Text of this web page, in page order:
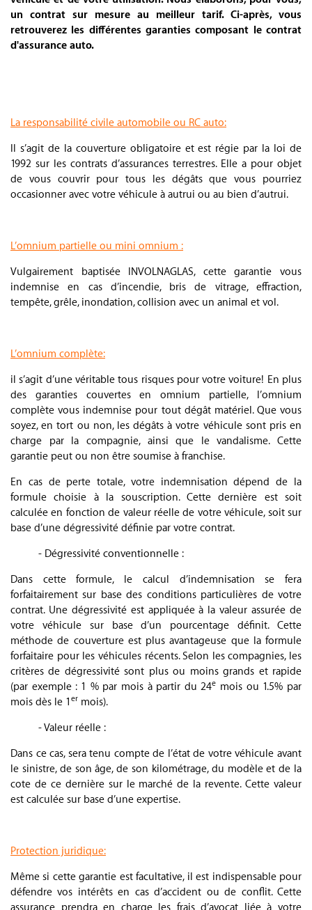
un contrat sur mesure au meilleur tarif. Ci-après, vous
retrouverez les différentes garanties composant le contrat
d'assurance auto.
La responsabilité civile automobile ou RC auto:
Il s’agit de la couverture obligatoire et est régie par la loi de
1992 sur les contrats d’assurances terrestres. Elle a pour objet
de vous couvrir pour tous les dégâts que vous pourriez
occasionner avec votre véhicule à autrui ou au bien d’autrui.
L’omnium partielle ou mini omnium :
Vulgairement baptisée INVOLNAGLAS, cette garantie vous
indemnise en cas d’incendie, bris de vitrage, effraction,
tempête, grêle, inondation, collision avec un animal et vol.
L’omnium complète:
il s’agit d’une véritable tous risques pour votre voiture! En plus
des garanties couvertes en omnium partielle, l’omnium
complète vous indemnise pour tout dégât matériel. Que vous
soyez, en tort ou non, les dégâts à votre véhicule sont pris en
charge par la compagnie, ainsi que le vandalisme. Cette
garantie peut ou non être soumise à franchise.
En cas de perte totale, votre indemnisation dépend de la
formule choisie à la souscription. Cette dernière est soit
calculée en fonction de valeur réelle de votre véhicule, soit sur
base d’une dégressivité définie par votre contrat.
- Dégressivité conventionnelle :
Dans cette formule, le calcul d’indemnisation se fera
forfaitairement sur base des conditions particulières de votre
contrat. Une dégressivité est appliquée à la valeur assurée de
votre véhicule sur base d’un pourcentage définit. Cette
méthode de couverture est plus avantageuse que la formule
forfaitaire pour les véhicules récents. Selon les compagnies, les
critères de dégressivité sont plus ou moins grands et rapide
(par exemple : 1 % par mois à partir du 24e mois ou 1.5% par
mois dès le 1 er mois).
- Valeur réelle :
Dans ce cas, sera tenu compte de l’état de votre véhicule avant
le sinistre, de son âge, de son kilométrage, du modèle et de la
cote de ce dernière sur le marché de la revente. Cette valeur
est calculée sur base d’une expertise.
Protection juridique:
Même si cette garantie est facultative, il est indispensable pour
défendre vos intérêts en cas d’accident ou de conflit. Cette